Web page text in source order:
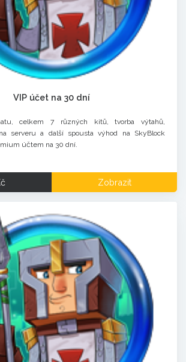
VIP účet na 30 dní
celkem 7 různých kitů, tvorba výtahů,
serveru a další spousta výhod na SkyBlock
účtem na 30 dní.
Zobrazit